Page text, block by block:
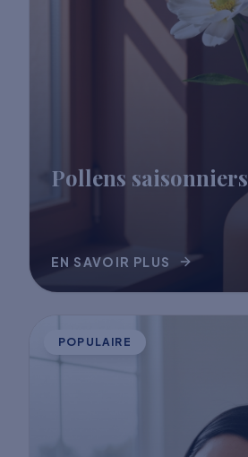
Pollens saisonniers
EN SAVOIR PLUS
POPULAIRE